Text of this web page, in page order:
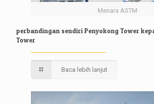
Menara ASTM
perbandingan sendiri Penyokong Tower
Tower
Baca lebih lanjut